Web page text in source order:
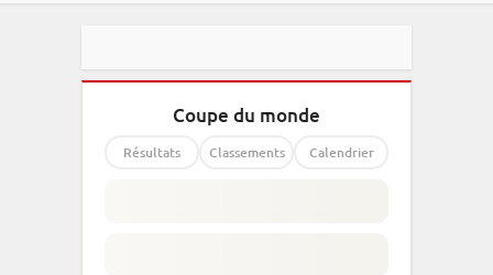
Coupe du monde
Résultats Classements Calendrier